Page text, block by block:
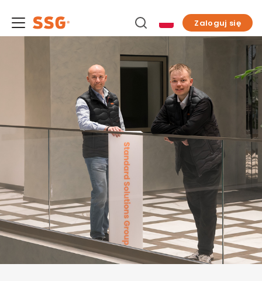
Zaloguj się